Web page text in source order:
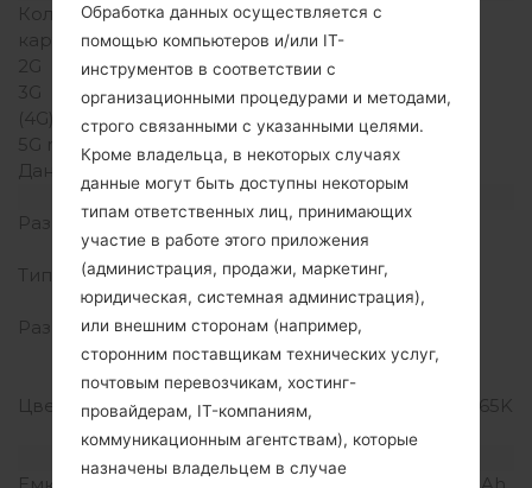
Количество мест для сим
карты
1 Мини SIM
2G
-
3G
-
(4G) LTE
-
5G network
Данные
Дисплей
Размер экрана
2.0 in (Primary), 1.04 in
(Secondary)
Тип экрана
TFT (Primary), LCD
(Secondary)
Разрешение экрана
176 x 220 пикселей
(Primary), 64 x 96
пикселей (Secondary)
Цвета экрана
256K цветов (Primary), 65K
цветов (Secondary)
Обработка данных осуществляется с
помощью компьютеров и/или IT-
инструментов в соответствии с
организационными процедурами и методами,
строго связанными с указанными целями.
Кроме владельца, в некоторых случаях
данные могут быть доступны некоторым
типам ответственных лиц, принимающих
участие в работе этого приложения
(администрация, продажи, маркетинг,
юридическая, системная администрация),
или внешним сторонам (например,
сторонним поставщикам технических услуг,
почтовым перевозчикам, хостинг-
провайдерам, IT-компаниям,
коммуникационным агентствам), которые
назначены владельцем в случае